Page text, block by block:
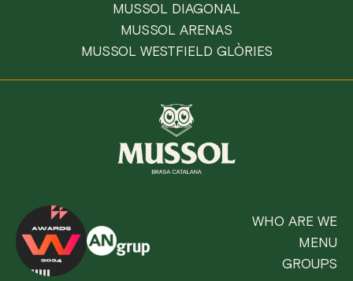
MUSSOL DIAGONAL
MUSSOL ARENAS
MUSSOL WESTFIELD GLÒRIES
WHO ARE WE
MENU
GROUPS